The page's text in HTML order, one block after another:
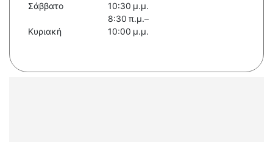
Σάββατο
10:30 μ.μ.
Κυριακή
8:30 π.μ.–
10:00 μ.μ.